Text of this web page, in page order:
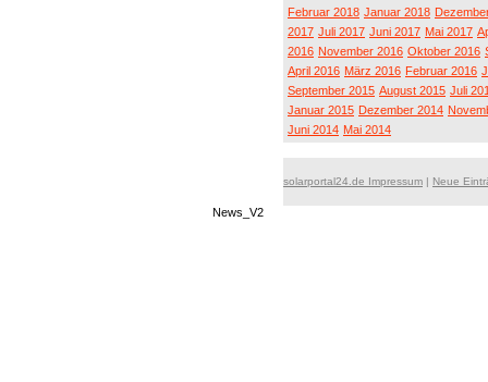
Februar 2018 Januar 2018
2017 Juli 2017 Juni 2017 Mai 2017
2016 November 2016 Oktober 2016
April 2016 März 2016 Februar 2016
September 2015 August 2015 Juli
Januar 2015 Dezember 2014
Juni 2014 Mai 2014
solarportal24.de Impressum | Neue
News_V2